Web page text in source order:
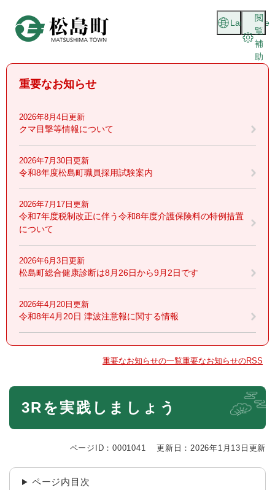
頭
閲
覧
補
助
Language
重要なお知らせ
2026年8月4日更新
クマ目撃等情報について
2026年7月30日更新
令和8年度松島町職員採用試験案内
2026年7月17日更新
令和7年度税制改正に伴う令和8年度介護保険料の特例措置
について
2026年6月3日更新
松島町総合健康診断は8月26日から9月2日です
2026年4月20日更新
令和8年4月20日 津波注意報に関する情報
重要なお知らせの一覧重要なお知らせのRSS
本
3Rを実践しましょう
ページID：0001041 更新日：2026年1月13日更新
ページ内目次